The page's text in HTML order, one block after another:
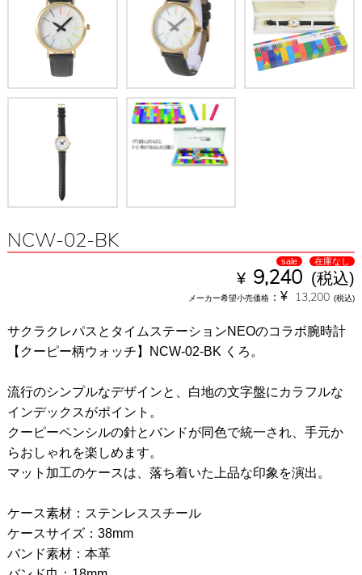
NCW-02-BK
sale 在庫なし
¥ 9,240 (税込)
メーカー希望小売価格 ：¥ 13,200 (税込)
サクラクレパスとタイムステーションNEOのコラボ腕時計
【クーピー柄ウォッチ】NCW-02-BK くろ。
流行のシンプルなデザインと、白地の文字盤にカラフルな
インデックスがポイント。
クーピーペンシルの針とバンドが同色で統一され、手元か
らおしゃれを楽しめます。
マット加工のケースは、落ち着いた上品な印象を演出。
ケース素材：ステンレススチール
ケースサイズ：38mm
バンド素材：本革